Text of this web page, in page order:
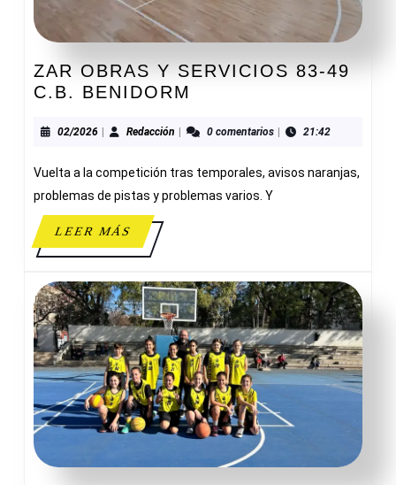
ZAR OBRAS Y SERVICIOS 83-49
C.B. BENIDORM
Y
83-
49
02/202602/2026Redacción Redacción0 comentarios 21:42
Vuelta a la competición tras temporales, avisos naranjas,
problemas de pistas y problemas varios. Y
LEER MÁSLEER
MÁS